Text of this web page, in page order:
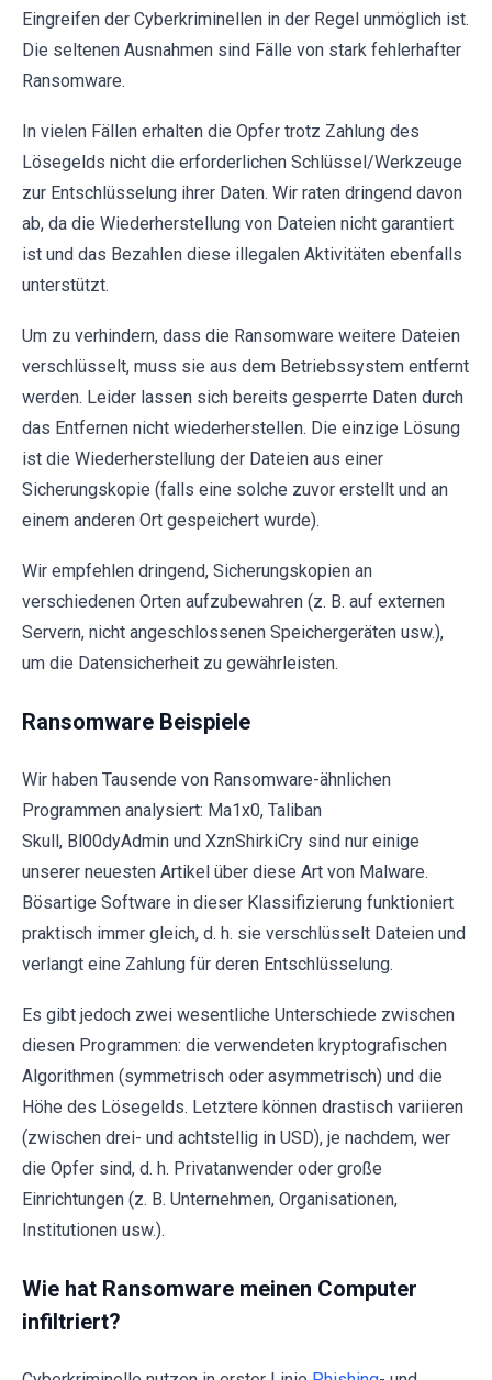
Eingreifen der Cyberkriminellen in der Regel unmöglich ist.
Die seltenen Ausnahmen sind Fälle von stark fehlerhafter
Ransomware.
In vielen Fällen erhalten die Opfer trotz Zahlung des
Lösegelds nicht die erforderlichen Schlüssel/Werkzeuge
zur Entschlüsselung ihrer Daten. Wir raten dringend davon
ab, da die Wiederherstellung von Dateien nicht garantiert
ist und das Bezahlen diese illegalen Aktivitäten ebenfalls
unterstützt.
Um zu verhindern, dass die Ransomware weitere Dateien
verschlüsselt, muss sie aus dem Betriebssystem entfernt
werden. Leider lassen sich bereits gesperrte Daten durch
das Entfernen nicht wiederherstellen. Die einzige Lösung
ist die Wiederherstellung der Dateien aus einer
Sicherungskopie (falls eine solche zuvor erstellt und an
einem anderen Ort gespeichert wurde).
Wir empfehlen dringend, Sicherungskopien an
verschiedenen Orten aufzubewahren (z. B. auf externen
Servern, nicht angeschlossenen Speichergeräten usw.),
um die Datensicherheit zu gewährleisten.
Ransomware Beispiele
Wir haben Tausende von Ransomware-ähnlichen
Programmen analysiert: Ma1x0, Taliban
Skull, Bl00dyAdmin und XznShirkiCry sind nur einige
unserer neuesten Artikel über diese Art von Malware.
Bösartige Software in dieser Klassifizierung funktioniert
praktisch immer gleich, d. h. sie verschlüsselt Dateien und
verlangt eine Zahlung für deren Entschlüsselung.
Es gibt jedoch zwei wesentliche Unterschiede zwischen
diesen Programmen: die verwendeten kryptografischen
Algorithmen (symmetrisch oder asymmetrisch) und die
Höhe des Lösegelds. Letztere können drastisch variieren
(zwischen drei- und achtstellig in USD), je nachdem, wer
die Opfer sind, d. h. Privatanwender oder große
Einrichtungen (z. B. Unternehmen, Organisationen,
Institutionen usw.).
Wie hat Ransomware meinen Computer
infiltriert?